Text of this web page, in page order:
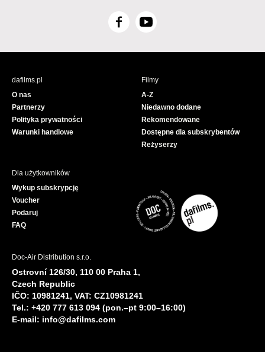
F
c
Y
u
e
dafilms.pl
O nas
Partnerzy
Polityka prywatności
Warunki handlowe
Filmy
A-Z
Niedawno dodane
Rekomendowane
Dostępne dla subskrybentów
Reżyserzy
Dla użytkowników
Wykup subskrypcję
Voucher
Podaruj
FAQ
Doc-Air Distribution s.r.o.
Ostrovní 126/30, 110 00 Praha 1,
Czech Republic
IČO: 10981241, VAT: CZ10981241
Tel.: +420 777 613 094 (pon.–pt 9:00–16:00)
E-mail: info@dafilms.com